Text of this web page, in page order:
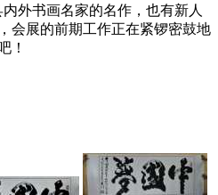
外书画名家的名作，也有新人
会展的前期工作正在紧锣密鼓地
！